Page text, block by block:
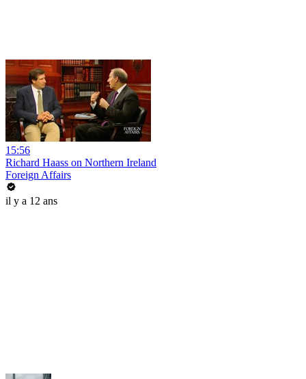
15:56
Richard Haass on Northern Ireland
Foreign Affairs
il y a 12 ans